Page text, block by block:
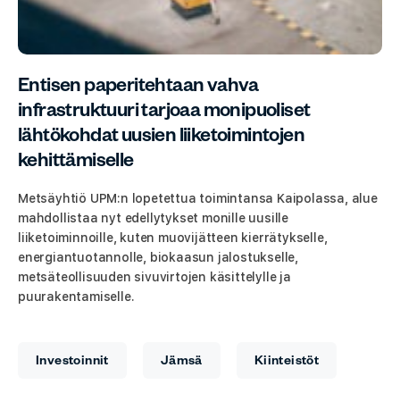
Entisen paperitehtaan vahva
infrastruktuuri tarjoaa monipuoliset
lähtökohdat uusien liiketoimintojen
kehittämiselle
Metsäyhtiö UPM:n lopetettua toimintansa Kaipolassa, alue
mahdollistaa nyt edellytykset monille uusille
liiketoiminnoille, kuten muovijätteen kierrätykselle,
energiantuotannolle, biokaasun jalostukselle,
metsäteollisuuden sivuvirtojen käsittelylle ja
puurakentamiselle.
Investoinnit Jämsä Kiinteistöt